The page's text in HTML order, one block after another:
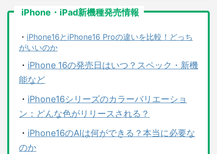
iPhone・iPad新機種発売情報
・ iPhone16とiPhone16 Proの違いを比較！どっち
がいいのか
・ iPhone 16の発売日はいつ？スペック・新機
能など
・ iPhone16シリーズのカラーバリエーショ
ン：どんな色がリリースされる？
・ iPhone16のAIは何ができる？本当に必要な
のか